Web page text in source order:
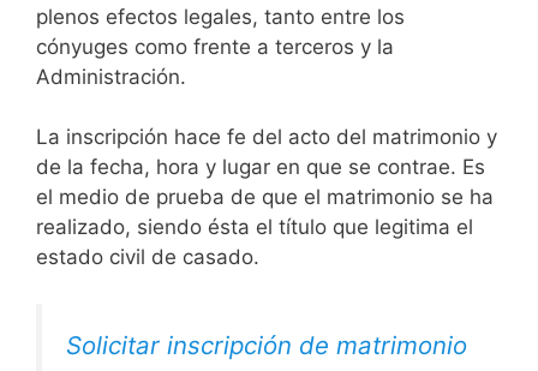
plenos efectos legales, tanto entre los
cónyuges como frente a terceros y la
Administración.
La inscripción hace fe del acto del matrimonio y
de la fecha, hora y lugar en que se contrae. Es
el medio de prueba de que el matrimonio se ha
realizado, siendo ésta el título que legitima el
estado civil de casado.
Solicitar inscripción de matrimonio